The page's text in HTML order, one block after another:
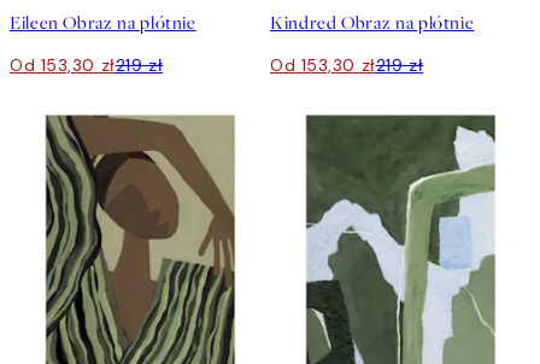
Eileen Obraz na płótnie
Od 153,30 zł219 zł
Kindred Obraz na płótnie
Od 153,30 zł219 zł